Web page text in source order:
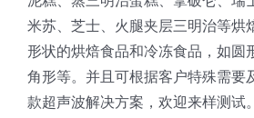
米苏、芝士、火腿夹层三明治等烘
形状的烘焙食品和冷冻食品，如圆
角形等。并且可根据客户特殊需要
款超声波解决方案，欢迎来样测试。